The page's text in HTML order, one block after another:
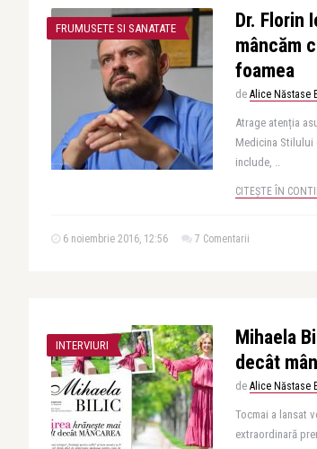
FRUMUSETE SI SANATATE
Dr. Florin
mâncăm
foamea
de Alice Năstase
Atrage atenția
Medicina Stilului
include, ..
CITEȘTE ÎN
6 noiembrie 2016, 12:56 7 Comentarii
INTERVIURI
Mihaela
decât
de Alice Năstase
Tocmai a lansat
extraordinară